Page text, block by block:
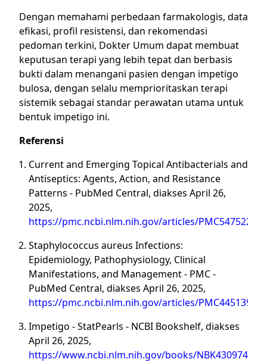
Dengan memahami perbedaan farmakologis, data
efikasi, profil resistensi, dan rekomendasi
pedoman terkini, Dokter Umum dapat membuat
keputusan terapi yang lebih tepat dan berbasis
bukti dalam menangani pasien dengan impetigo
bulosa, dengan selalu memprioritaskan terapi
sistemik sebagai standar perawatan utama untuk
bentuk impetigo ini.
Referensi
Current and Emerging Topical Antibacterials and
Antiseptics: Agents, Action, and Resistance
Patterns - PubMed Central, diakses April 26,
2025,
https://pmc.ncbi.nlm.nih.gov/articles/PMC5475228/
Staphylococcus aureus Infections:
Epidemiology, Pathophysiology, Clinical
Manifestations, and Management - PMC -
PubMed Central, diakses April 26, 2025,
https://pmc.ncbi.nlm.nih.gov/articles/PMC4451395/
Impetigo - StatPearls - NCBI Bookshelf, diakses
April 26, 2025,
https://www.ncbi.nlm.nih.gov/books/NBK430974/